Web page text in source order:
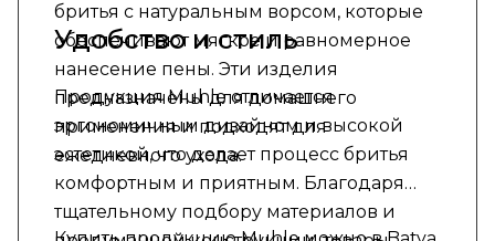
бритья с натуральным ворсом, которые
обеспечивают мягкое и равномерное
нанесение пены. Эти изделия
предназначены для домашнего
применения и подходят для
ежедневного ухода.
Удобство и стиль
Продукция Muhle отличается
эргономичным дизайном и высокой
эстетикой, что делает процесс бритья
комфортным и приятным. Благодаря
тщательному подбору материалов и